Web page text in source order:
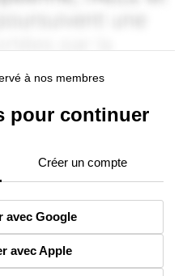
à nos membres
pour continuer
Créer un compte
avec Google
avec Apple